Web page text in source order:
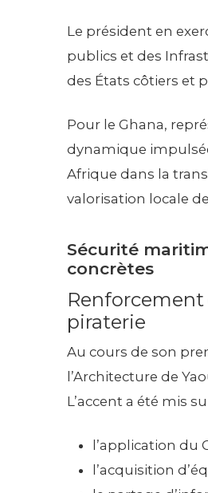
Le président en
publics et des
des États côtiers et
Pour le Ghana,
dynamique
Afrique dans la
valorisation locale
Sécurité
concrètes
piraterie
Au cours de son
l’Architecture de
L’accent a été mis
l’application du
l’acquisition